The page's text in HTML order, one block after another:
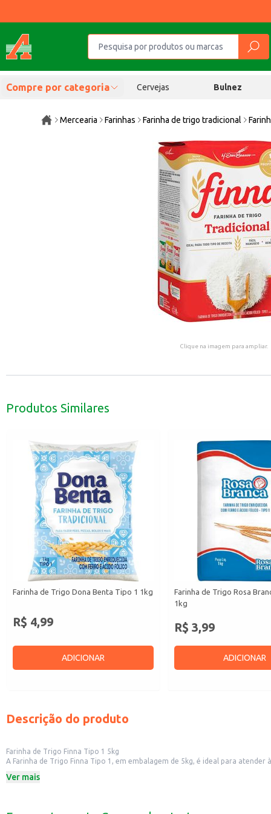
Compre por categoria Cervejas Bulnez
Mercearia Farinhas Farinha de trigo tradicional
Clique na imagem para ampliar.
Produtos Similares
Farinha de Trigo Dona Benta Tipo 1 1kg
R$ 4,99
ADICIONAR
Farinha de Trigo Rosa
1kg
R$ 3,99
ADICIONAR
Descrição do produto
Farinha de Trigo Finna Tipo 1 5kg
A Farinha de Trigo Finna Tipo 1, em embalagem de 5kg, é ideal para
Esta farinha é uma escolha prática para:
Ver mais